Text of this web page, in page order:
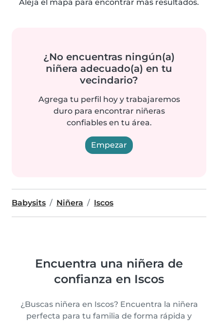
Aleja el mapa para encontrar más resultados.
¿No encuentras ningún(a)
niñera adecuado(a) en tu
vecindario?
Agrega tu perfil hoy y trabajaremos
duro para encontrar niñeras
confiables en tu área.
Empezar
Babysits Niñera Iscos
Encuentra una niñera de
confianza en Iscos
¿Buscas niñera en Iscos? Encuentra la niñera
perfecta para tu familia de forma rápida y